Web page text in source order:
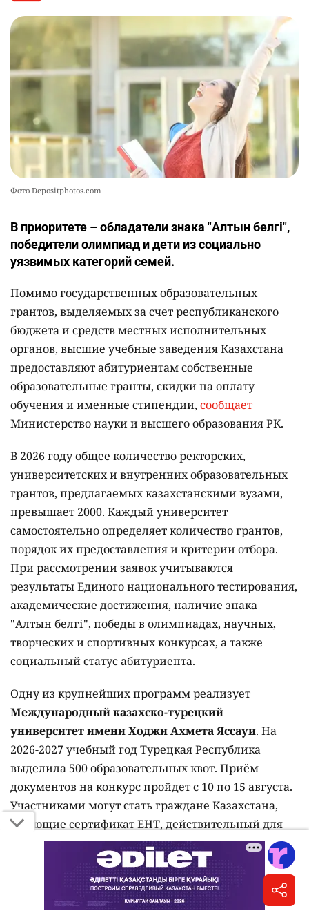
Фото Depositphotos.com
В приоритете – обладатели знака "Алтын белгі",
победители олимпиад и дети из социально
уязвимых категорий семей.
Помимо государственных образовательных
грантов, выделяемых за счет республиканского
бюджета и средств местных исполнительных
органов, высшие учебные заведения Казахстана
предоставляют абитуриентам собственные
образовательные гранты, скидки на оплату
обучения и именные стипендии, сообщает
Министерство науки и высшего образования РК.
В 2026 году общее количество ректорских,
университетских и внутренних образовательных
грантов, предлагаемых казахстанскими вузами,
превышает 2000. Каждый университет
самостоятельно определяет количество грантов,
порядок их предоставления и критерии отбора.
При рассмотрении заявок учитываются
результаты Единого национального тестирования,
академические достижения, наличие знака
"Алтын белгі", победы в олимпиадах, научных,
творческих и спортивных конкурсах, а также
социальный статус абитуриента.
Одну из крупнейших программ реализует
Международный казахско-турецкий
университет имени Ходжи Ахмета Яссауи. На
2026-2027 учебный год Турецкая Республика
выделила 500 образовательных квот. Приём
документов на конкурс пройдет с 10 по 15 августа.
Участниками могут стать граждане Казахстана,
имеющие сертификат ЕНТ, действительный для
участия в конкурсе на государственный
образовательный грант, и набравшие проходной
балл, установленный университетом.
Кызылординский университет имени Коркыт